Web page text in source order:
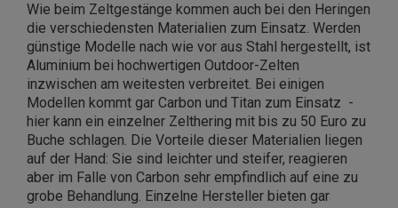
Wie beim Zeltgestänge kommen auch bei den Heringen
die verschiedensten Materialien zum Einsatz. Werden
günstige Modelle nach wie vor aus Stahl hergestellt, ist
Aluminium bei hochwertigen Outdoor-Zelten
inzwischen am weitesten verbreitet. Bei einigen
Modellen kommt gar Carbon und Titan zum Einsatz -
hier kann ein einzelner Zelthering mit bis zu 50 Euro zu
Buche schlagen. Die Vorteile dieser Materialien liegen
auf der Hand: Sie sind leichter und steifer, reagieren
aber im Falle von Carbon sehr empfindlich auf eine zu
grobe Behandlung. Einzelne Hersteller bieten gar